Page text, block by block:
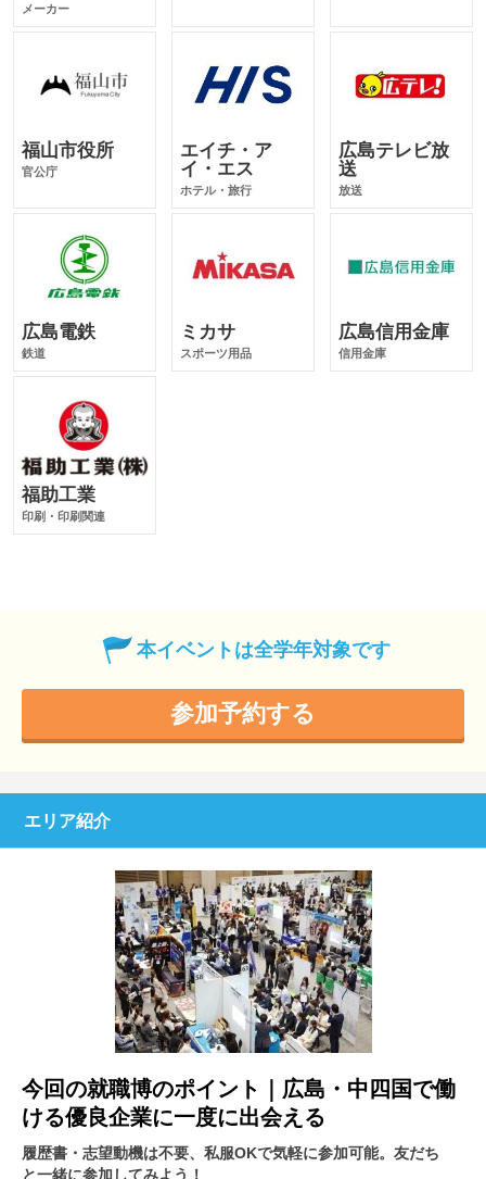
メーカー
福山市役所
官公庁
エイチ・ア
イ・エス
ホテル・旅行
広島テレビ放
送
放送
広島電鉄
鉄道
ミカサ
スポーツ用品
広島信用金庫
信用金庫
福助工業
印刷・印刷関連
本イベントは全学年対象です
参加予約する
エリア紹介
今回の就職博のポイント｜広島・中四国で働
ける優良企業に一度に出会える
履歴書・志望動機は不要、私服OKで気軽に参加可能。友だち
と一緒に参加してみよう！